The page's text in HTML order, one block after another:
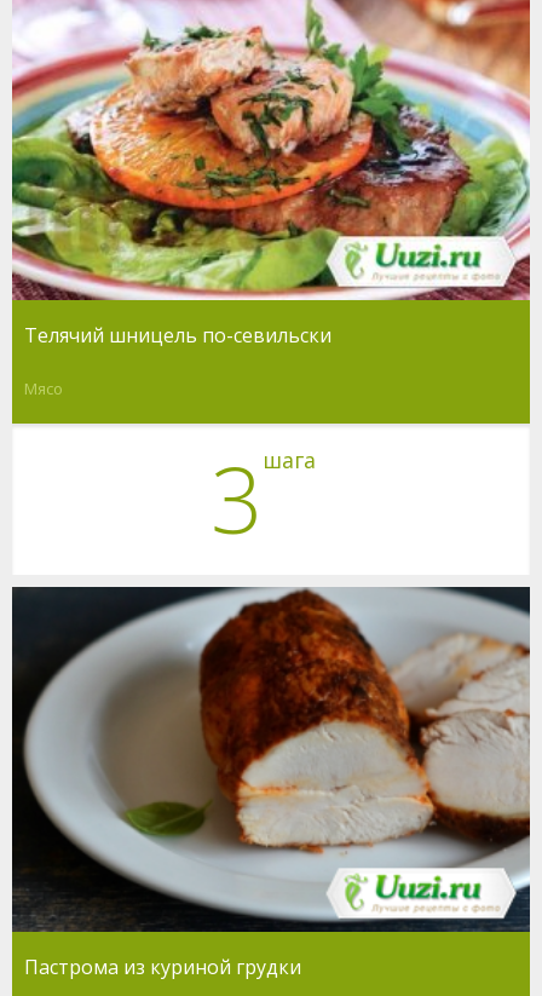
Телячий шницель по-севильски
Мясо
3 шага
Пастрома из куриной грудки